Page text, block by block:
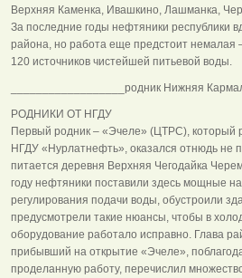
Верхняя Каменка, Ивашкино, Лашманка,
За последние годы нефтяники республики
района, но работа еще предстоит немалая
120 источников чистейшей питьевой воды.
__________________родник Нижняя
РОДНИКИ ОТ НГДУ
Первый родник – «Эчеле» (ЦТРС), который
НГДУ «Нурлатнефть», оказался отнюдь не
питается деревня Верхняя Чегодайка
году нефтяники поставили здесь мощные
регулирования подачи воды, обустроили
предусмотрели такие нюансы, чтобы в
оборудование работало исправно. Глава
прибывший на открытие «Эчеле»,
проделанную работу, перечислил